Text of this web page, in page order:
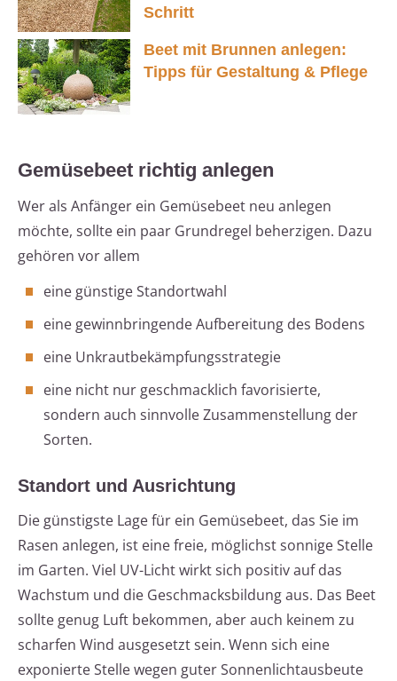
Schritt
Beet mit Brunnen anlegen:
Tipps für Gestaltung & Pflege
Gemüsebeet richtig anlegen
Wer als Anfänger ein Gemüsebeet neu anlegen
möchte, sollte ein paar Grundregel beherzigen. Dazu
gehören vor allem
eine günstige Standortwahl
eine gewinnbringende Aufbereitung des Bodens
eine Unkrautbekämpfungsstrategie
eine nicht nur geschmacklich favorisierte,
sondern auch sinnvolle Zusammenstellung der
Sorten.
Standort und Ausrichtung
Die günstigste Lage für ein Gemüsebeet, das Sie im
Rasen anlegen, ist eine freie, möglichst sonnige Stelle
im Garten. Viel UV-Licht wirkt sich positiv auf das
Wachstum und die Geschmacksbildung aus. Das Beet
sollte genug Luft bekommen, aber auch keinem zu
scharfen Wind ausgesetzt sein. Wenn sich eine
exponierte Stelle wegen guter Sonnenlichtausbeute